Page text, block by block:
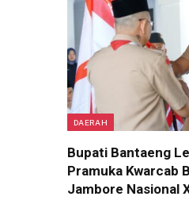
DAERAH
Bupati Bantaeng
Pramuka Kwarcab
Jambore Nasional